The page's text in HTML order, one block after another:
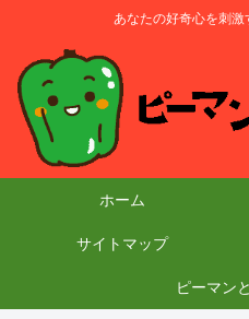
あなたの好奇心を刺激
ホーム
サイトマップ
ピーマン